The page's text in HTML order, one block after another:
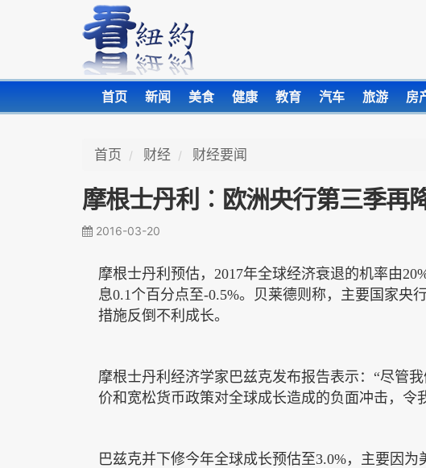
首页 新闻 美食 健康 教育 汽车 旅游 房
首页 财经 财经要闻
摩根士丹利︰欧洲央行第三季再
2016-03-20
摩根士丹利预估， 2017年全球经济衰退的机率由
息0.1个百分点至-0.5%。贝莱德则称，主要国家央
措施反倒不利成长。
摩根士丹利经济学家巴兹克发布报告表示：“尽管
价和宽松货币政策对全球成长造成的负面冲击，令
巴兹克并下修今年全球成长预估至3.0%，主要因为